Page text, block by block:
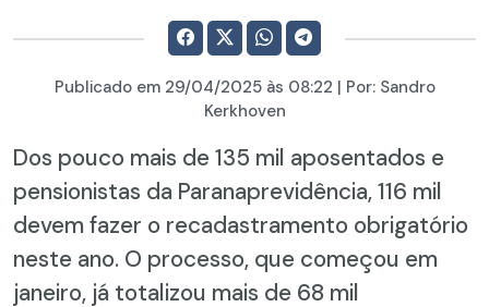
Publicado em 29/04/2025às 08:22 | Por: Sandro
Kerkhoven
Dos pouco mais de 135 mil aposentados e
pensionistas da Paranaprevidência, 116 mil
devem fazer o recadastramento obrigatório
neste ano. O processo, que começou em
janeiro, já totalizou mais de 68 mil